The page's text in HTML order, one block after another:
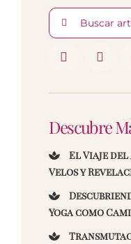
Buscar:
Descubre
El Viaje del
Velos y
Yoga como